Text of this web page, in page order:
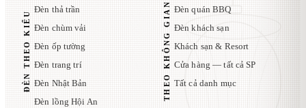
ĐÈN THEO KIỂU
Đèn thả trần
Đèn chùm vải
Đèn ốp tường
Đèn trang trí
Đèn Nhật Bản
Đèn lồng Hội An
THEO KHÔNG GIAN Đèn quán BBQ
Đèn khách sạn
Khách sạn & Resort
Cửa hàng — tất cả SP
Tất cả danh mục